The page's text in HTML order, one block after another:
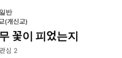
반
(개신교)
꽃이 피었는지
관심 2